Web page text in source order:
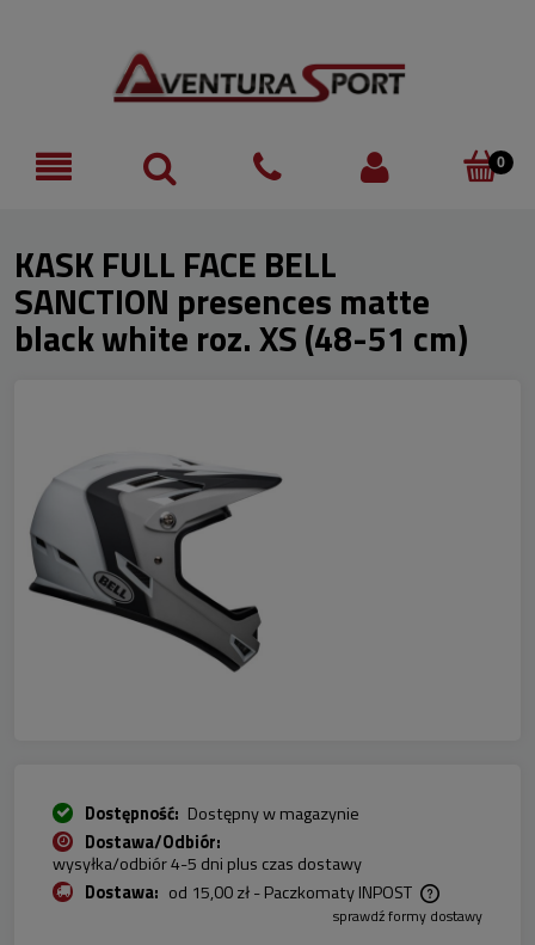
KASK FULL FACE BELL
SANCTION presences matte
black white roz. XS (48-51 cm)
Dostępność: Dostępny w magazynie
Dostawa/Odbiór:
wysyłka/odbiór 4-5 dni plus czas dostawy
Dostawa: od 15,00 zł- Paczkomaty INPOST
Cena nie zawiera ewentualnych kosztów płatnościsprawdź formy dostawy